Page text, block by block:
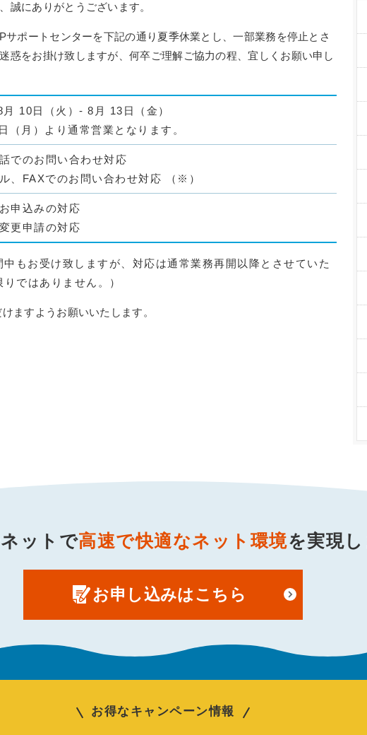
誠にありがとうございます。
ポートセンターを下記の通り夏季休業とし、一部業務を停止とさ
惑をお掛け致しますが、何卒ご理解ご協力の程、宜しくお願い申し
10日（火）- 8月 13日（金）
（月）より通常営業となります。
でのお問い合わせ対応
、FAXでのお問い合わせ対応 （※）
申込みの対応
更申請の対応
もお受け致しますが、対応は通常業務再開以降とさせていた
ではありません。）
ますようお願いいたします。
ットで高速で快適なネット環境を実現
お申し込みはこちら
お得なキャンペーン情報